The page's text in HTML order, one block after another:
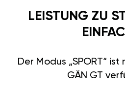
LEISTUNG ZU
Der Modus „SPORT“
GÄN GT